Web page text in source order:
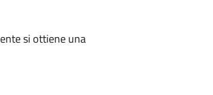
si ottiene una